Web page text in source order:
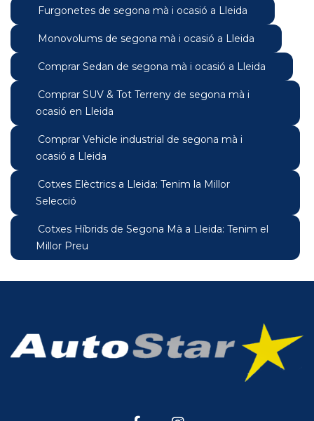
Furgonetes de segona mà i ocasió a Lleida
Monovolums de segona mà i ocasió a Lleida
Comprar Sedan de segona mà i ocasió a Lleida
Comprar SUV & Tot Terreny de segona mà i
ocasió en Lleida
Comprar Vehicle industrial de segona mà i
ocasió a Lleida
Cotxes Elèctrics a Lleida: Tenim la Millor
Selecció
Cotxes Híbrids de Segona Mà a Lleida: Tenim el
Millor Preu